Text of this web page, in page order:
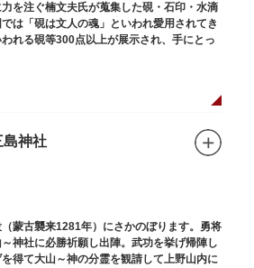
を注ぐ楠文夫氏が蒐集した硯・石印・水滴
は「硯は文人の魂」といわれ愛用されてき
れる硯等300点以上が展示され、手にとっ
島神社
蒙古襲来1281年）にさかのぼります。勇将
神社に必勝祈願し出陣。武功を挙げ帰陣し
得て大山～神の分霊を観請して上野山内に